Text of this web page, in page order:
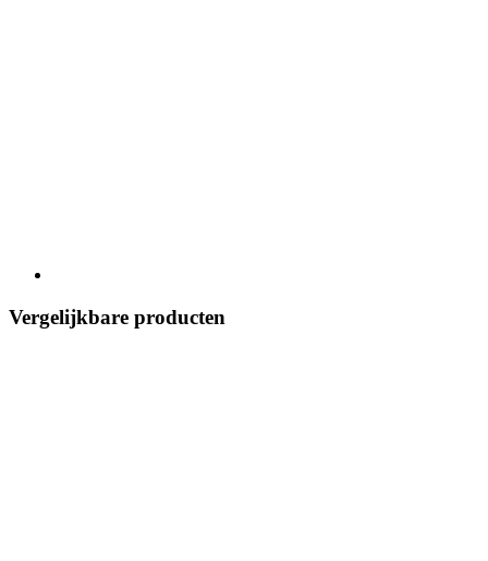
Vergelijkbare producten